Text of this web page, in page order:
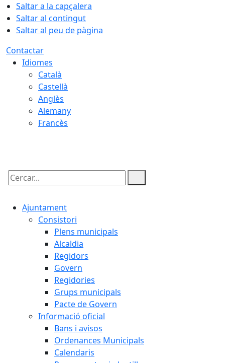
Saltar a la capçalera
Saltar al contingut
Saltar al peu de pàgina
Contactar
Idiomes
Català
Castellà
Anglès
Alemany
Francès
Cercar:
Ajuntament
Consistori
Plens municipals
Alcaldia
Regidors
Govern
Regidories
Grups municipals
Pacte de Govern
Informació oficial
Bans i avisos
Ordenances Municipals
Calendaris